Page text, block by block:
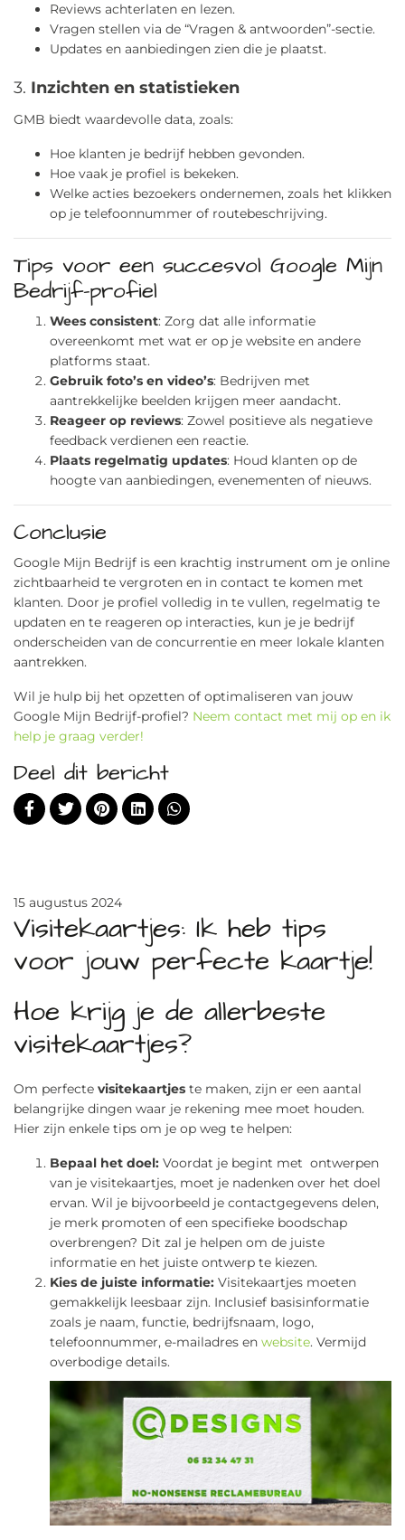
Reviews achterlaten en lezen.
Vragen stellen via de “Vragen & antwoorden”-sectie.
Updates en aanbiedingen zien die je plaatst.
3. Inzichten en statistieken
GMB biedt waardevolle data, zoals:
Hoe klanten je bedrijf hebben gevonden.
Hoe vaak je profiel is bekeken.
Welke acties bezoekers ondernemen, zoals het klikken
op je telefoonnummer of routebeschrijving.
Tips voor een succesvol Google Mijn
Bedrijf-profiel
Wees consistent: Zorg dat alle informatie
overeenkomt met wat er op je website en andere
platforms staat.
Gebruik foto’s en video’s: Bedrijven met
aantrekkelijke beelden krijgen meer aandacht.
Reageer op reviews: Zowel positieve als negatieve
feedback verdienen een reactie.
Plaats regelmatig updates: Houd klanten op de
hoogte van aanbiedingen, evenementen of nieuws.
Conclusie
Google Mijn Bedrijf is een krachtig instrument om je online
zichtbaarheid te vergroten en in contact te komen met
klanten. Door je profiel volledig in te vullen, regelmatig te
updaten en te reageren op interacties, kun je je bedrijf
onderscheiden van de concurrentie en meer lokale klanten
aantrekken.
Wil je hulp bij het opzetten of optimaliseren van jouw
Google Mijn Bedrijf-profiel? Neem contact met mij op en ik
help je graag verder!
Deel dit bericht
15 augustus 2024
Visitekaartjes: Ik heb tips
voor jouw perfecte kaartje!
Hoe krijg je de allerbeste
visitekaartjes?
Om perfecte visitekaartjes te maken, zijn er een aantal
belangrijke dingen waar je rekening mee moet houden.
Hier zijn enkele tips om je op weg te helpen:
Bepaal het doel: Voordat je begint met ontwerpen
van je visitekaartjes, moet je nadenken over het doel
ervan. Wil je bijvoorbeeld je contactgegevens delen,
je merk promoten of een specifieke boodschap
overbrengen? Dit zal je helpen om de juiste
informatie en het juiste ontwerp te kiezen.
Kies de juiste informatie: Visitekaartjes moeten
gemakkelijk leesbaar zijn. Inclusief basisinformatie
zoals je naam, functie, bedrijfsnaam, logo,
telefoonnummer, e-mailadres en website. Vermijd
overbodige details.